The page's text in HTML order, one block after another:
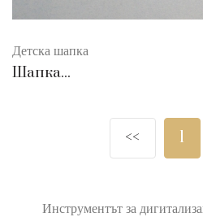
Детска шапка
Шапка...
<< 1
Инструментът за